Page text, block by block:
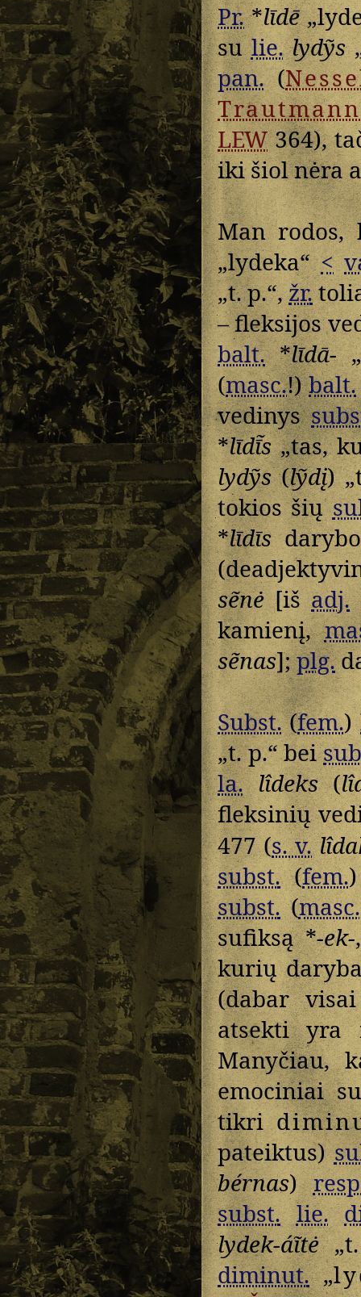
Pr.*līdē
sulie. lydỹs
pan.(
Trautmann
LEW364),
iki šiol nėra
Man
„lydeka“<
„t. p.“,žr.
– fleksijos
balt.*līdā-
(masc.!)balt.
vedinys
*līdī̃s„tas,
lydỹs(lỹdį)
tokios šių
*līdīs
sẽnė[išadj.
kamienį,
sẽnas];plg.
Subst.(fem.)
„t. p.“ bei
la. lîdeks(
fleksinių
477 (s. v.
subst.(fem.
subst.(masc.
sufiksą *-ek-
kurių
(dabar
atsekti yra
Manyčiau,
emociniai
tikri
pateiktus)
bérnas)
subst. lie.
lydek-áĩtė„t.
diminut.„